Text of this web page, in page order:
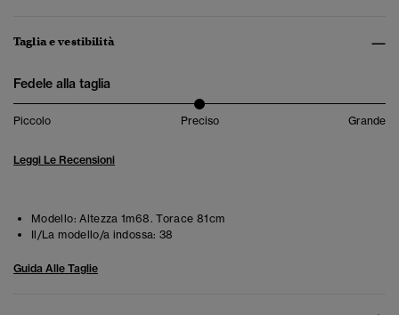
Taglia e vestibilità
Fedele alla taglia
Piccolo Preciso Grande
Leggi Le Recensioni
Modello: Altezza 1m68. Torace 81cm
Il/La modello/a indossa: 38
Guida Alle Taglie